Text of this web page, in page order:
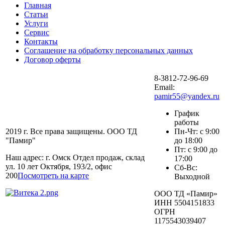
Главная
Статьи
Услуги
Сервис
Контакты
Соглашение на обработку персональных данных
Договор оферты
2019 г. Все права защищены. ООО ТД
"Памир"
Наш адрес: г. Омск Отдел продаж, склад
ул. 10 лет Октября, 193/2, офис
200Посмотреть на карте
8-3812-72-96-69
Email:
pamir55@yandex.ru
График
работы
Пн-Чт: с 9:00
до 18:00
Пт: с 9:00 до
17:00
Сб-Вс:
Выходной
ООО ТД «Памир»
ИНН 5504151833
ОГРН
1175543039407